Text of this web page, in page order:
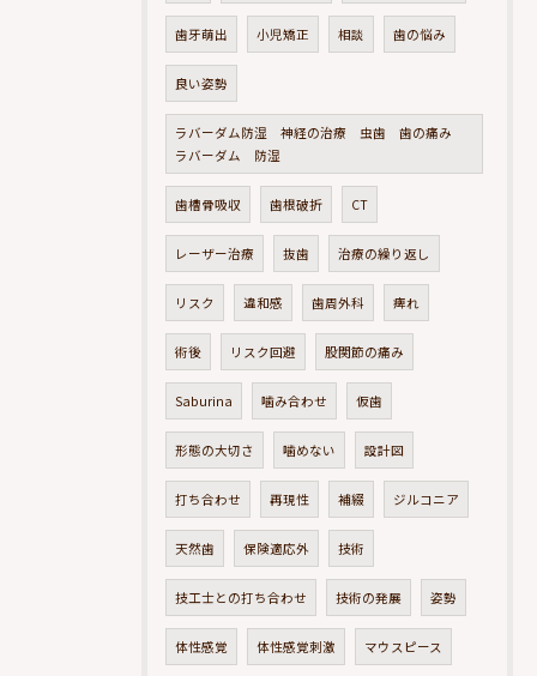
歯牙萌出 小児矯正 相談 歯の悩み
良い姿勢
ラバーダム防湿 神経の治療 虫歯 歯の痛み
ラバーダム 防湿
歯槽骨吸収 歯根破折 CT
レーザー治療 抜歯 治療の繰り返し
リスク 違和感 歯周外科 痺れ
術後 リスク回避 股関節の痛み
Saburina 噛み合わせ 仮歯
形態の大切さ 噛めない 設計図
打ち合わせ 再現性 補綴 ジルコニア
天然歯 保険適応外 技術
技工士との打ち合わせ 技術の発展 姿勢
体性感覚 体性感覚刺激 マウスピース